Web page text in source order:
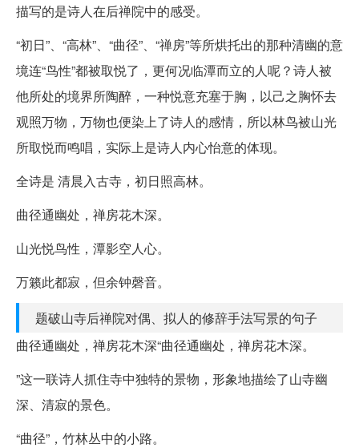
描写的是诗人在后禅院中的感受。
“初日”、“高林”、“曲径”、“禅房”等所烘托出的那种清幽的意
境连“鸟性”都被取悦了，更何况临潭而立的人呢？诗人被
他所处的境界所陶醉，一种悦意充塞于胸，以己之胸怀去
观照万物，万物也便染上了诗人的感情，所以林鸟被山光
所取悦而鸣唱，实际上是诗人内心怡意的体现。
全诗是 清晨入古寺，初日照高林。
曲径通幽处，禅房花木深。
山光悦鸟性，潭影空人心。
万籁此都寂，但余钟磬音。
题破山寺后禅院对偶、拟人的修辞手法写景的句子
曲径通幽处，禅房花木深“曲径通幽处，禅房花木深。
”这一联诗人抓住寺中独特的景物，形象地描绘了山寺幽
深、清寂的景色。
“曲径”，竹林丛中的小路。